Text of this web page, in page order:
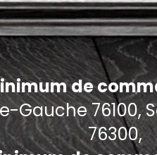
de
Gauche 76100,
76300,